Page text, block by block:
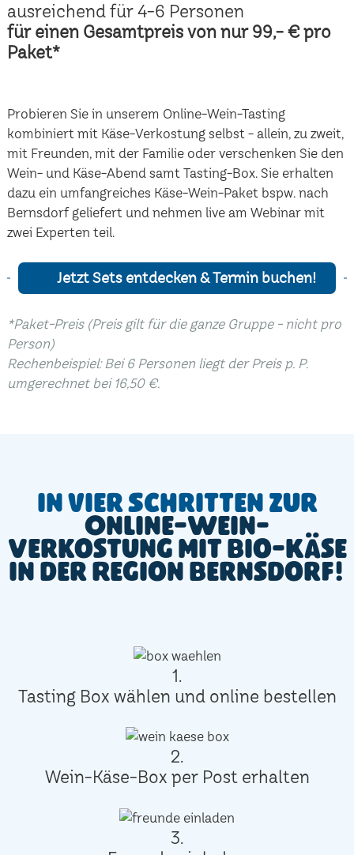
ausreichend für 4-6 Personen
für einen Gesamtpreis von nur 99,- € pro
Paket*
Probieren Sie in unserem Online-Wein-Tasting
kombiniert mit Käse-Verkostung selbst - allein, zu zweit,
mit Freunden, mit der Familie oder verschenken Sie den
Wein- und Käse-Abend samt Tasting-Box. Sie erhalten
dazu ein umfangreiches Käse-Wein-Paket bspw. nach
Bernsdorf geliefert und nehmen live am Webinar mit
zwei Experten teil.
Jetzt Sets entdecken & Termin buchen!
*Paket-Preis (Preis gilt für die ganze Gruppe - nicht pro
Person)
Rechenbeispiel: Bei 6 Personen liegt der Preis p. P.
umgerechnet bei 16,50 €.
In vier Schritten zur
Online-Wein-
Verkostung mit Bio-Käse
in der Region Bernsdorf!
1.
Tasting Box wählen und online bestellen
2.
Wein-Käse-Box per Post erhalten
3.